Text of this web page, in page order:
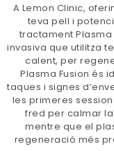
A Lemon Clinic,
teva pell i
tractament
invasiva que utilitza
calent, per
Plasma Fusion és
taques i signes
les primeres
fred per calmar
mentre que el
regeneració més